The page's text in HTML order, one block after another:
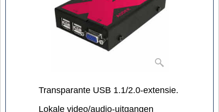
Transparante USB 1.1/2.0-extensie.
Lokale video/audio-uitgangen